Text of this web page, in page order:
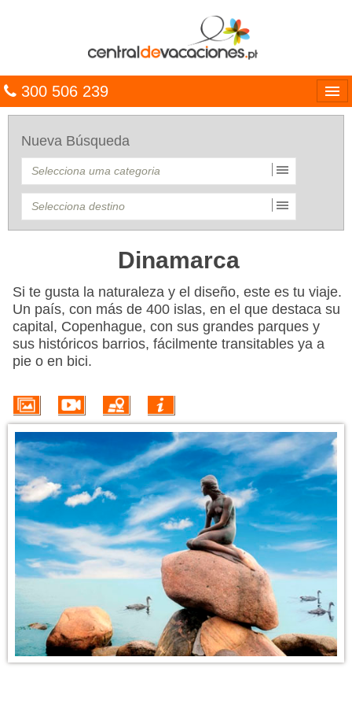
300 506 239
TRIP PLANNER
PACOTES
CARAÍBAS
CRUZEIROS
PROMOÇÕES
VOO + HOTEL
EXCURSÕES
CIRCUITOS
Nueva Búsqueda
Dinamarca
Si te gusta la naturaleza y el diseño, este es tu viaje.
Un país, con más de 400 islas, en el que destaca su
capital, Copenhague, con sus grandes parques y
sus históricos barrios, fácilmente transitables ya a
pie o en bici.